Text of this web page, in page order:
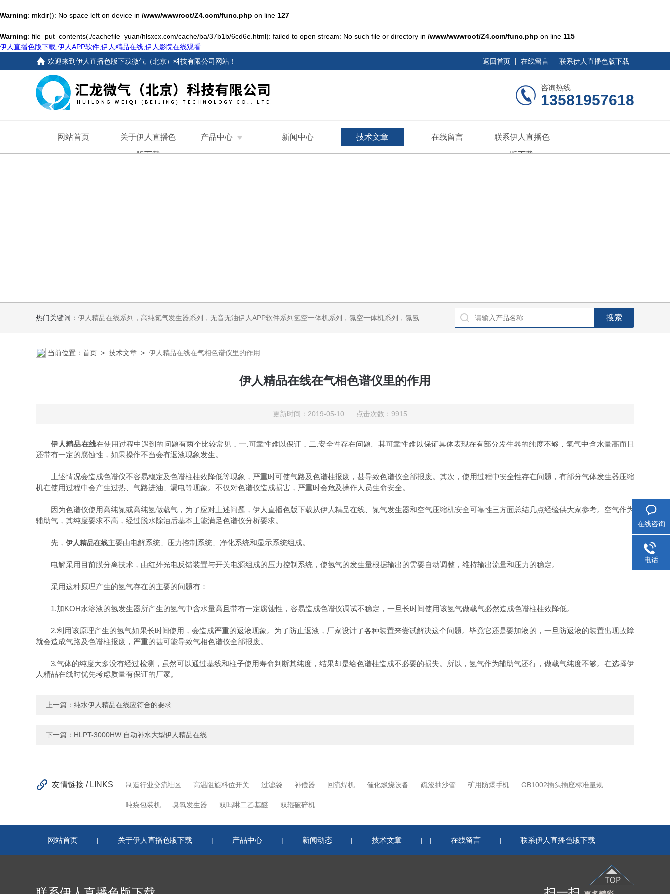
Warning: mkdir(): No space left on device in /www/wwwroot/Z4.com/func.php on line 127
Warning: file_put_contents(./cachefile_yuan/hlsxcx.com/cache/ba/37b1b/6cd6e.html): failed to open stream: No such file or directory in /www/wwwroot/Z4.com/func.php on line 115
伊人直播色版下载,伊人APP软件,伊人精品在线,伊人影院在线观看
欢迎来到伊人直播色版下载微气（北京）科技有限公司网站 ！ 返回首页 在线留言 联系伊人直播色版下载
咨询热线
13581957618
网站首页 关于伊人直播色
版下载
产品中心 新闻中心 技术文章 在线留言 联系伊人直播色
版下载
热门关键词： 伊人精品在线系列，高纯氮气发生器系列，无音无油伊人APP软件系列氢空一体机系列，氮空一体机系列，氮氢空三气一体机系列，气体净化器系列，代理日本DKK-TOA水质分析，水质检测仪器，代理南韩SitekPH/离子计，DO计，电导计，多功能计，PH/DO/电导率电极
当前位置： 首页 > 技术文章 > 伊人精品在线在气相色谱仪里的作用
伊人精品在线在气相色谱仪里的作用
更新时间：2019-05-10 点击次数：9915
伊人精品在线在使用过程中遇到的问题有两个比较常见，一.可靠性难以保证，二.安全性存在问题。其可靠性难以保证具体表现在有部分发生器的纯度不够，氢气中含水量高而且
还带有一定的腐蚀性，如果操作不当会有返液现象发生。
上述情况会造成色谱仪不容易稳定及色谱柱柱效降低等现象，严重时可使气路及色谱柱报废，甚导致色谱仪全部报废。其次，使用过程中安全性存在问题，有部分气体发生器压缩
机在使用过程中会产生过热、气路进油、漏电等现象。不仅对色谱仪造成损害，严重时会危及操作人员生命安全。
因为色谱仪使用高纯氮或高纯氢做载气，为了应对上述问题，伊人直播色版下载从伊人精品在线、氮气发生器和空气压缩机安全可靠性三方面总结几点经验供大家参考。空气作为
辅助气，其纯度要求不高，经过脱水除油后基本上能满足色谱仪分析要求。
先， 伊人精品在线主要由电解系统、压力控制系统、净化系统和显示系统组成。
电解采用目前膜分离技术，由红外光电反馈装置与开关电源组成的压力控制系统，使氢气的发生量根据输出的需要自动调整，维持输出流量和压力的稳定。
采用这种原理产生的氢气存在的主要的问题有：
1.加KOH水溶液的氢发生器所产生的氢气中含水量高且带有一定腐蚀性，容易造成色谱仪调试不稳定，一旦长时间使用该氢气做载气必然造成色谱柱柱效降低。
2.利用该原理产生的氢气如果长时间使用，会造成严重的返液现象。为了防止返液，厂家设计了各种装置来尝试解决这个问题。毕竟它还是要加液的，一旦防返液的装置出现故障
就会造成气路及色谱柱报废，严重的甚可能导致气相色谱仪全部报废。
3.气体的纯度大多没有经过检测，虽然可以通过基线和柱子使用寿命判断其纯度，结果却是给色谱柱造成不必要的损失。所以，氢气作为辅助气还行，做载气纯度不够。在选择伊
人精品在线时优先考虑质量有保证的厂家。
上一篇： 纯水伊人精品在线应符合的要求
下一篇： HLPT-3000HW 自动补水大型伊人精品在线
友情链接 / LINKS 制造行业交流社区 高温阻旋料位开关 过滤袋 补偿器 回流焊机 催化燃烧设备 疏浚抽沙管 矿用防爆手机 GB1002插头插座标准量规
吨袋包装机 臭氧发生器 双吗啉二乙基醚 双辊破碎机
网站首页 | 关于伊人直播色版下载 | 产品中心 | 新闻动态 | 技术文章 | | 在线留言 | 联系伊人直播色版下载
在线咨询
电话